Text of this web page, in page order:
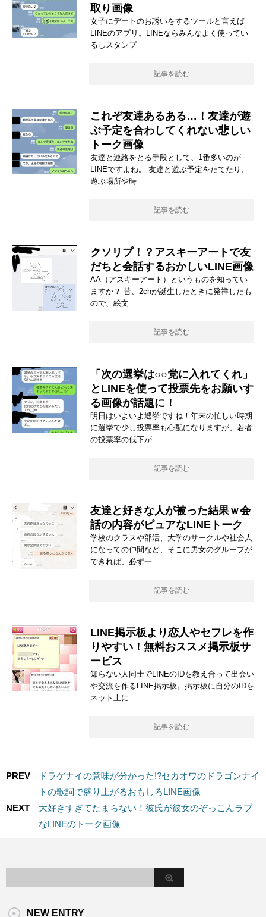
取り画像
女子にデートのお誘いをするツールと言えば
LINEのアプリ。LINEならみんなよく使ってい
るしスタンプ
記事を読む
これぞ友達あるある…！友達が遊
ぶ予定を合わしてくれない悲しい
トーク画像
友達と連絡をとる手段として、1番多いのが
LINEですよね。 友達と遊ぶ予定をたてたり、
遊ぶ場所や時
記事を読む
クソリプ！？アスキーアートで友
だちと会話するおかしいLINE画像
AA（アスキーアート）というものを知ってい
ますか？ 昔、2chが誕生したときに発祥したも
ので、絵文
記事を読む
「次の選挙は○○党に入れてくれ」
とLINEを使って投票先をお願いす
る画像が話題に！
明日はいよいよ選挙ですね！年末の忙しい時期
に選挙で少し投票率も心配になりますが、若者
の投票率の低下が
記事を読む
友達と好きな人が被った結果ｗ会
話の内容がピュアなLINEトーク
学校のクラスや部活、大学のサークルや社会人
になっての仲間など、そこに男女のグループが
できれば、必ず一
記事を読む
LINE掲示板より恋人やセフレを作
りやすい！無料おススメ掲示板サ
ービス
知らない人同士でLINEのIDを教え合って出会い
や交流を作るLINE掲示板。掲示板に自分のIDを
ネット上に
記事を読む
PREV
ドラゲナイの意味が分かった!?セカオワのドラゴンナイ
トの歌詞で盛り上がるおもしろLINE画像
NEXT
大好きすぎてたまらない！彼氏が彼女のぞっこんラブ
なLINEのトーク画像
NEW ENTRY